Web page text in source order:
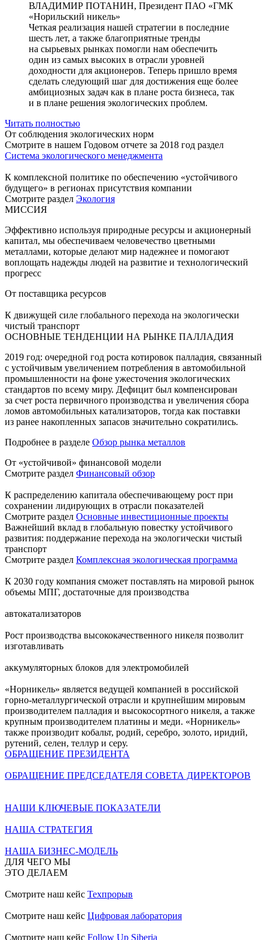
ВЛАДИМИР ПОТАНИН, Президент ПАО «ГМК
«Норильский никель»
Четкая реализация нашей стратегии в последние
шесть лет, а также благоприятные тренды
на сырьевых рынках помогли нам обеспечить
один из самых высоких в отрасли уровней
доходности для акционеров. Теперь пришло время
сделать следующий шаг для достижения еще более
амбициозных задач как в плане роста бизнеса, так
и в плане решения экологических проблем.
Читать полностью
От соблюдения экологических норм
Смотрите в нашем Годовом отчете за 2018 год раздел
Система экологического менеджмента
К комплексной политике по обеспечению «устойчивого
будущего» в регионах присутствия компании
Смотрите раздел Экология
МИССИЯ
Эффективно используя природные ресурсы и акционерный
капитал, мы обеспечиваем человечество цветными
металлами, которые делают мир надежнее и помогают
воплощать надежды людей на развитие и технологический
прогресс
От поставщика ресурсов
К движущей силе глобального перехода на экологически
чистый транспорт
ОСНОВНЫЕ ТЕНДЕНЦИИ НА РЫНКЕ ПАЛЛАДИЯ
2019 год: очередной год роста котировок палладия, связанный
с устойчивым увеличением потребления в автомобильной
промышленности на фоне ужесточения экологических
стандартов по всему миру. Дефицит был компенсирован
за счет роста первичного производства и увеличения сбора
ломов автомобильных катализаторов, тогда как поставки
из ранее накопленных запасов значительно сократились.
Подробнее в разделе Обзор рынка металлов
От «устойчивой» финансовой модели
Смотрите раздел Финансовый обзор
К распределению капитала обеспечивающему рост при
сохранении лидирующих в отрасли показателей
Смотрите раздел Основные инвестиционные проекты
Важнейший вклад в глобальную повестку устойчивого
развития: поддержание перехода на экологически чистый
транспорт
Смотрите раздел Комплексная экологическая программа
К 2030 году компания сможет поставлять на мировой рынок
объемы МПГ, достаточные для производства
автокатализаторов
Рост производства высококачественного никеля позволит
изготавливать
аккумуляторных блоков для электромобилей
«Норникель» является ведущей компанией в российской
горно-металлургической отрасли и крупнейшим мировым
производителем палладия и высокосортного никеля, а также
крупным производителем платины и меди. «Норникель»
также производит кобальт, родий, серебро, золото, иридий,
рутений, селен, теллур и серу.
ОБРАЩЕНИЕ ПРЕЗИДЕНТА
ОБРАЩЕНИЕ ПРЕДСЕДАТЕЛЯ СОВЕТА ДИРЕКТОРОВ
НАШИ КЛЮЧЕВЫЕ ПОКАЗАТЕЛИ
НАША СТРАТЕГИЯ
НАША БИЗНЕС-МОДЕЛЬ
ДЛЯ ЧЕГО МЫ
ЭТО ДЕЛАЕМ
Смотрите наш кейс Техпрорыв
Смотрите наш кейс Цифровая лаборатория
Смотрите наш кейс Follow Up Siberia